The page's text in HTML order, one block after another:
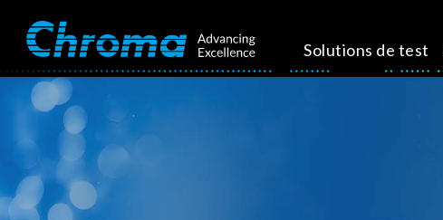
Solutions de test